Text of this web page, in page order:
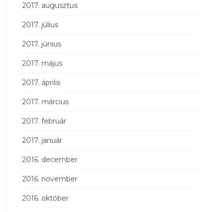
2017. augusztus
2017. július
2017. június
2017. május
2017. április
2017. március
2017. február
2017. január
2016. december
2016. november
2016. október